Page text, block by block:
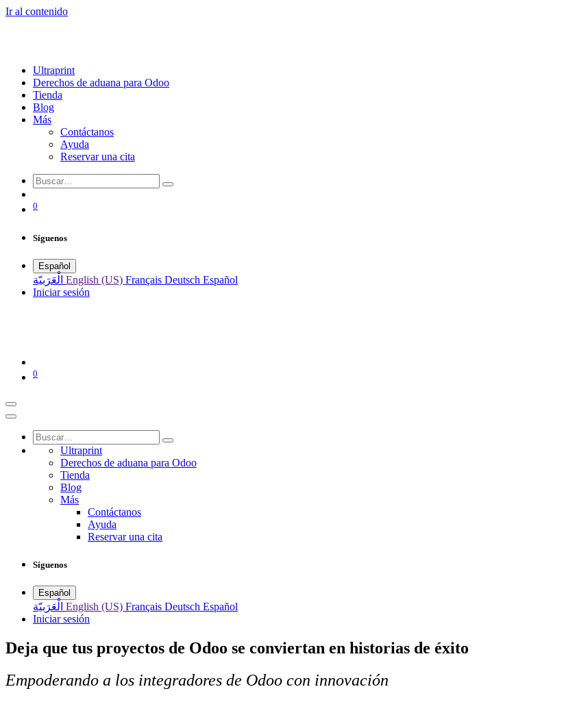
Ir al contenido
Ultraprint
Derechos de aduana para Odoo
Tienda
Blog
Más
Contáctanos
Ayuda
Reservar una cita
0
Síguenos
Español
الْعَرَبيّة English (US) Français Deutsch Español
Iniciar sesión
0
Ultraprint
Derechos de aduana para Odoo
Tienda
Blog
Más
Contáctanos
Ayuda
Reservar una cita
Síguenos
Español
الْعَرَبيّة English (US) Français Deutsch Español
Iniciar sesión
Deja que tus proyectos de Odoo se conviertan en historias de éxito
Empoderando a los integradores de Odoo con innovación